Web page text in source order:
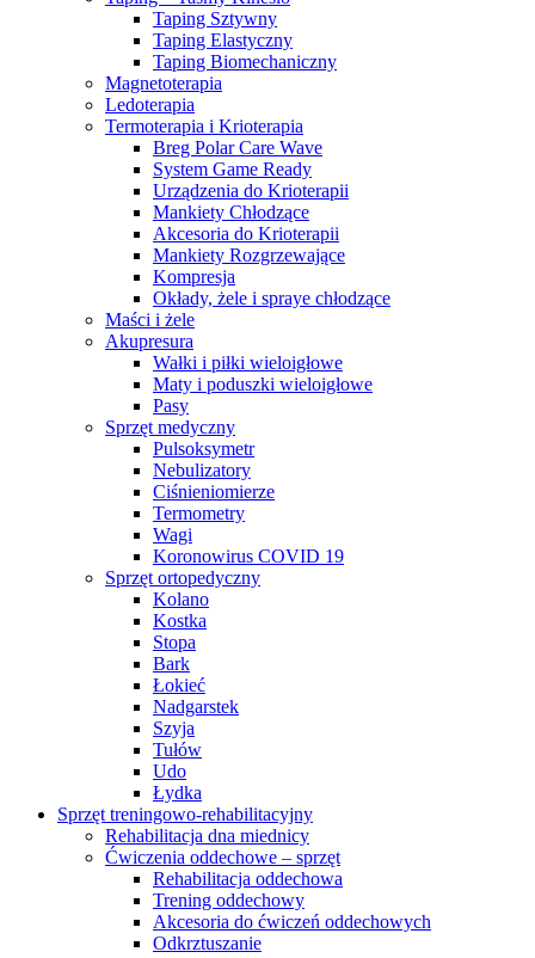
Taping Sztywny
Taping Elastyczny
Taping Biomechaniczny
Magnetoterapia
Ledoterapia
Termoterapia i Krioterapia
Breg Polar Care Wave
System Game Ready
Urządzenia do Krioterapii
Mankiety Chłodzące
Akcesoria do Krioterapii
Mankiety Rozgrzewające
Kompresja
Okłady, żele i spraye chłodzące
Maści i żele
Akupresura
Wałki i piłki wieloigłowe
Maty i poduszki wieloigłowe
Pasy
Sprzęt medyczny
Pulsoksymetr
Nebulizatory
Ciśnieniomierze
Termometry
Wagi
Koronowirus COVID 19
Sprzęt ortopedyczny
Kolano
Kostka
Stopa
Bark
Łokieć
Nadgarstek
Szyja
Tułów
Udo
Łydka
Sprzęt treningowo-rehabilitacyjny
Rehabilitacja dna miednicy
Ćwiczenia oddechowe – sprzęt
Rehabilitacja oddechowa
Trening oddechowy
Akcesoria do ćwiczeń oddechowych
Odkrztuszanie